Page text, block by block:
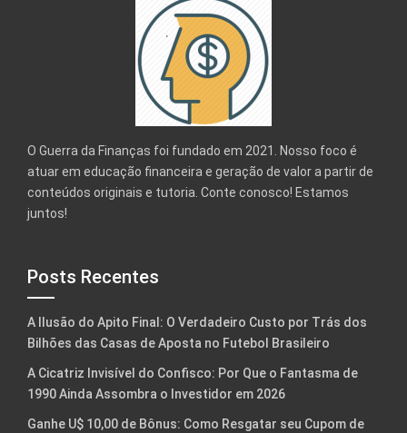
O Guerra da Finanças foi fundado em 2021. Nosso foco é
atuar em educação financeira e geração de valor a partir de
conteúdos originais e tutoria. Conte conosco! Estamos
juntos!
Posts Recentes
A Ilusão do Apito Final: O Verdadeiro Custo por Trás dos
Bilhões das Casas de Aposta no Futebol Brasileiro
A Cicatriz Invisível do Confisco: Por Que o Fantasma de
1990 Ainda Assombra o Investidor em 2026
Ganhe U$ 10,00 de Bônus: Como Resgatar seu Cupom de